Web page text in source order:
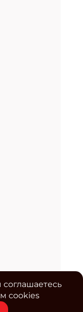
cookies